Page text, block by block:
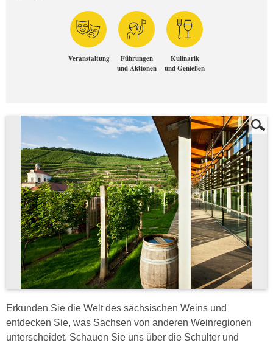
Veranstaltung
Führungen
und Aktionen
Kulinarik
und Genießen
Erkunden Sie die Welt des sächsischen Weins und
entdecken Sie, was Sachsen von anderen Weinregionen
unterscheidet. Schauen Sie uns über die Schulter und